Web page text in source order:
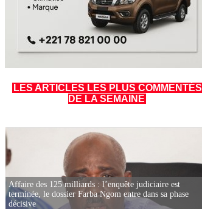
LES ARTICLES LES PLUS COMMENTÉS
DE LA SEMAINE
Affaire des 125 milliards : l’enquête judiciaire est
terminée, le dossier Farba Ngom entre dans sa phase
décisive